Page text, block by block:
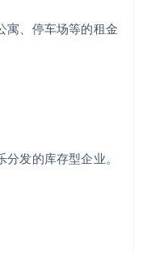
寓、停车场等的租金
发的库存型企业。